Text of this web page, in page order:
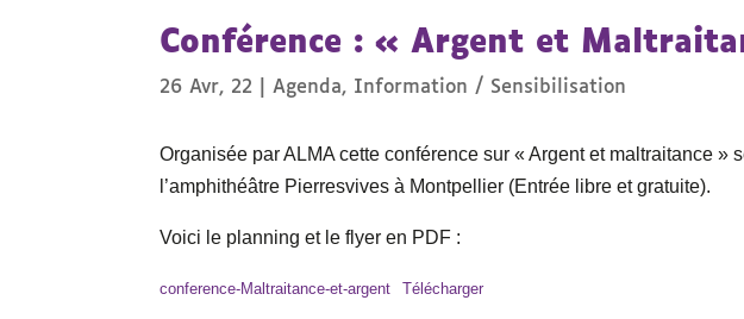
Conférence : « Argent et
26 Avr, 22 |Agenda, Information / Sensibilisation
Organisée par ALMA cette conférence sur « Argent et maltraitance »
l’amphithéâtre Pierresvives à Montpellier (Entrée libre et gratuite).
Voici le planning et le flyer en PDF :
conference-Maltraitance-et-argent Télécharger